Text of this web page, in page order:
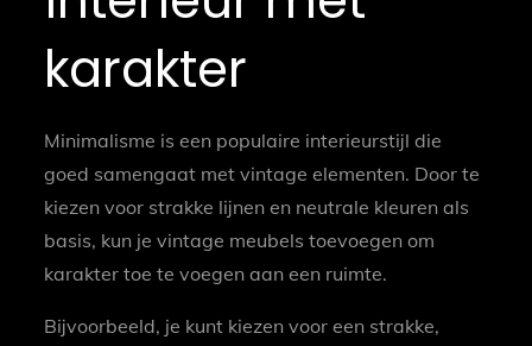
karakter
Minimalisme is een populaire interieurstijl die
goed samengaat met vintage elementen. Door te
kiezen voor strakke lijnen en neutrale kleuren als
basis, kun je vintage meubels toevoegen om
karakter toe te voegen aan een ruimte.
Bijvoorbeeld, je kunt kiezen voor een strakke,